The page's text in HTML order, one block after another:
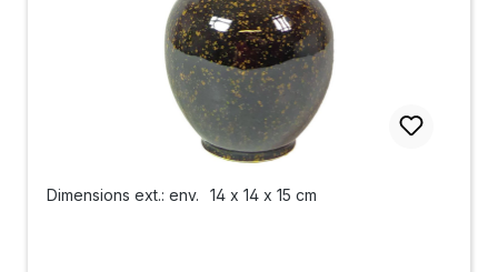
Dimensions ext.: env. 14 x 14 x 15 cm